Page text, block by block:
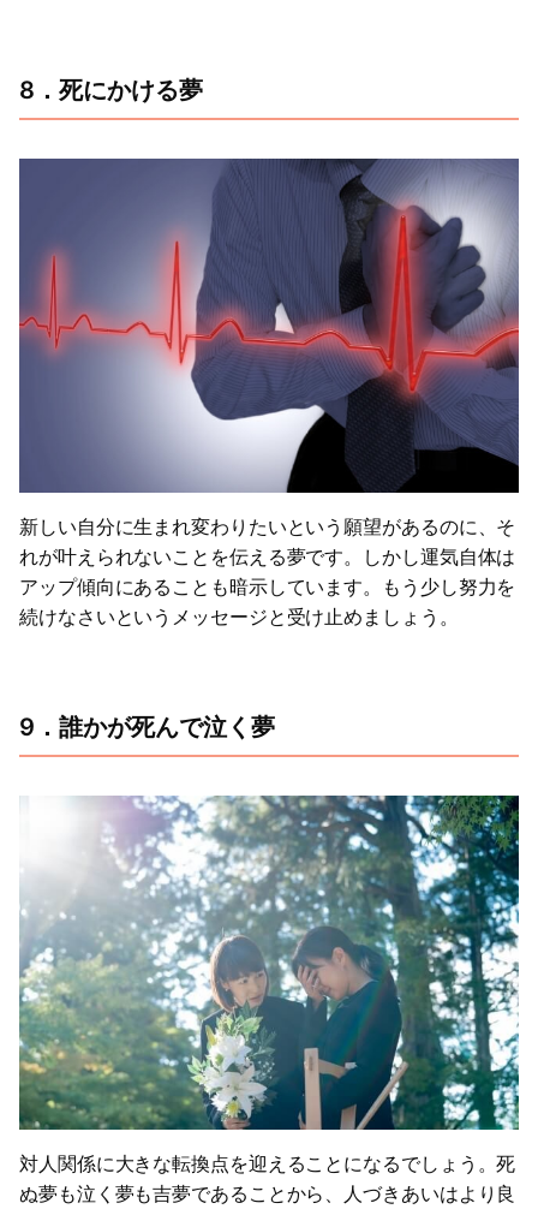
8．死にかける夢
新しい自分に生まれ変わりたいという願望があるのに、そ
れが叶えられないことを伝える夢です。しかし運気自体は
アップ傾向にあることも暗示しています。もう少し努力を
続けなさいというメッセージと受け止めましょう。
9．誰かが死んで泣く夢
対人関係に大きな転換点を迎えることになるでしょう。死
ぬ夢も泣く夢も吉夢であることから、人づきあいはより良